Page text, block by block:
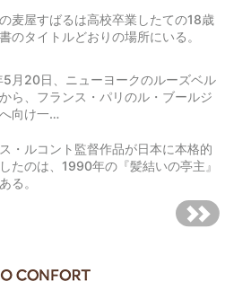
麦屋すばるは高校卒業したての18歳
のタイトルどおりの場所にいる。
月20日、ニューヨークのルーズベル
ら、フランス・パリのル・ブールジ
向け一…
・ルコント監督作品が日本に本格的
たのは、1990年の『髪結いの亭主』
る。